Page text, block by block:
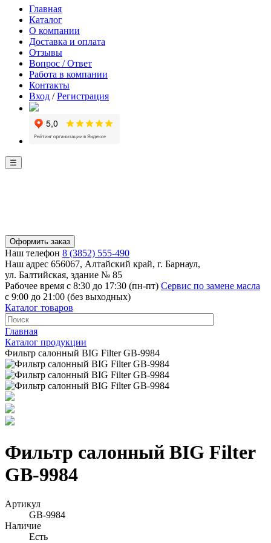
Главная
Каталог
О компании
Доставка и оплата
Отзывы
Вопрос / Ответ
Работа в компании
Контакты
Вход /Регистрация
☰
Оформить заказ
Наш телефон 8 (3852) 555-490
Наш адрес 656067, Алтайский край, г. Барнаул,
ул. Балтийская, здание № 85
Рабочее время с 8:30 до 17:30 (пн-пт) Сервис по замене масла
с 9:00 до 21:00 (без выходных)
Каталог товаров
Главная
Каталог продукции
Фильтр салонный BIG Filter GB-9984
Фильтр салонный BIG Filter
GB-9984
Артикул
GB-9984
Наличие
Есть